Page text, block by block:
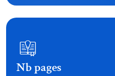
Nb pages